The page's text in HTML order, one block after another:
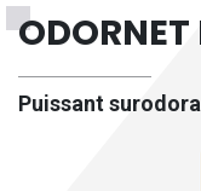
ODORNET
Puissant